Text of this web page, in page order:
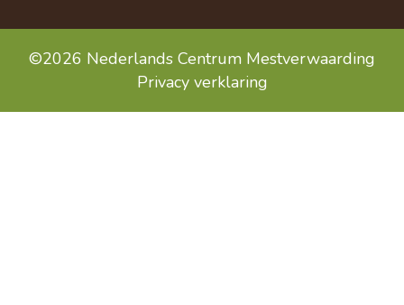
©2026 Nederlands Centrum Mestverwaarding
Privacy verklaring